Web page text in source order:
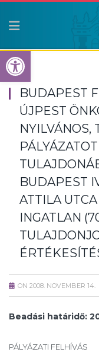
BUDAPEST
ÚJPEST
NYILVÁNOS,
BUDAPEST
ATTILA
INGATLAN
ON 2008. NOVEMBER 14.
Beadási határidő:
PÁLYÁZATI FELHÍVÁS